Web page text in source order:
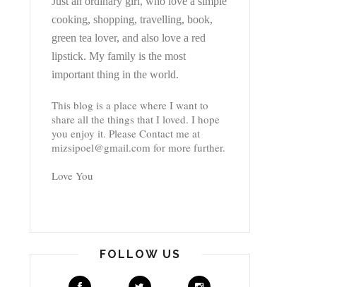
cooking, shopping, travelling, book,
green tea lover, and also love a red
lipstick. My family is the most
important thing in the world.
This blog is a place where I want to
share all the things that I loved. I hope
you enjoy it. Please Contact me at
mizsipoel@gmail.com for more further.
Love You
FOLLOW US